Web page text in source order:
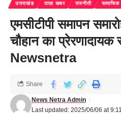
उत्तराखंड ताज़ा खबर राजनीती सामाजिक
एमसीटीपी समापन
चौहान का प्रेरणादायक
Newsnetra
Last updated: 2025/06/06 at
News Netra Admin
Share